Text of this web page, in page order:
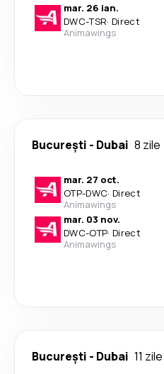
mar. 26 ian.
DWC-TSR· Direct
Animawings
București - Dubai 8 zile
mar. 27 oct.
OTP-DWC· Direct
Animawings
mar. 03 nov.
DWC-OTP· Direct
Animawings
București - Dubai 11 zile